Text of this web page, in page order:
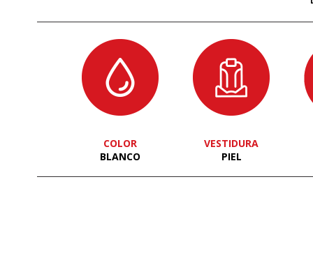
COLOR
BLANCO
VESTIDURA
PIEL